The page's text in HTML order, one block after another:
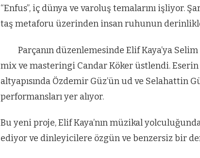
“Enfus”, iç dünya ve varoluş temalarını işliyor.
taş metaforu üzerinden insan ruhunun
Parçanın düzenlemesinde Elif Kaya’ya
mix ve masteringi Candar Köker üstlendi.
altyapısında Özdemir Güz’ün ud ve Selahattin
performansları yer alıyor.
Bu yeni proje, Elif Kaya’nın müzikal
ediyor ve dinleyicilere özgün ve benzersiz bir